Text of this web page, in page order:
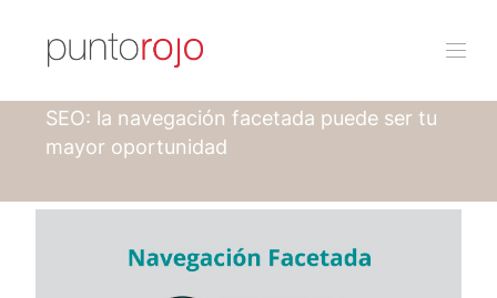
SEO: la navegación facetada puede ser tu
mayor oportunidad